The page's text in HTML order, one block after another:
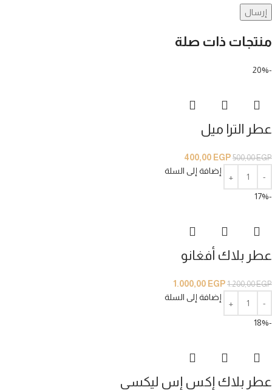
منتجات ذات صلة
-20%
عطر الترا ميل
500,00EGP
400,00 EGP
إضافة إلى السلة
-17%
عطر بلاك أفغانو
1.200,00EGP
1.000,00 EGP
إضافة إلى السلة
-18%
عطر بلاك إكس إس ليكسي